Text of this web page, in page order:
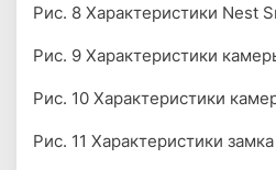
Рис. 8 Характеристики Nest
Рис. 9 Характеристики
Рис. 10 Характеристики
Рис. 11 Характеристики